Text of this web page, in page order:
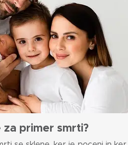
za primer smrti?